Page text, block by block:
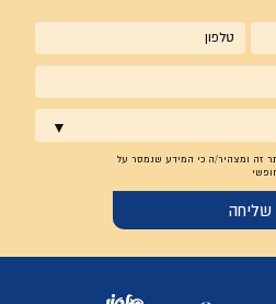
טלפון
זה ומצהיר/ה כי המידע שנמסר על